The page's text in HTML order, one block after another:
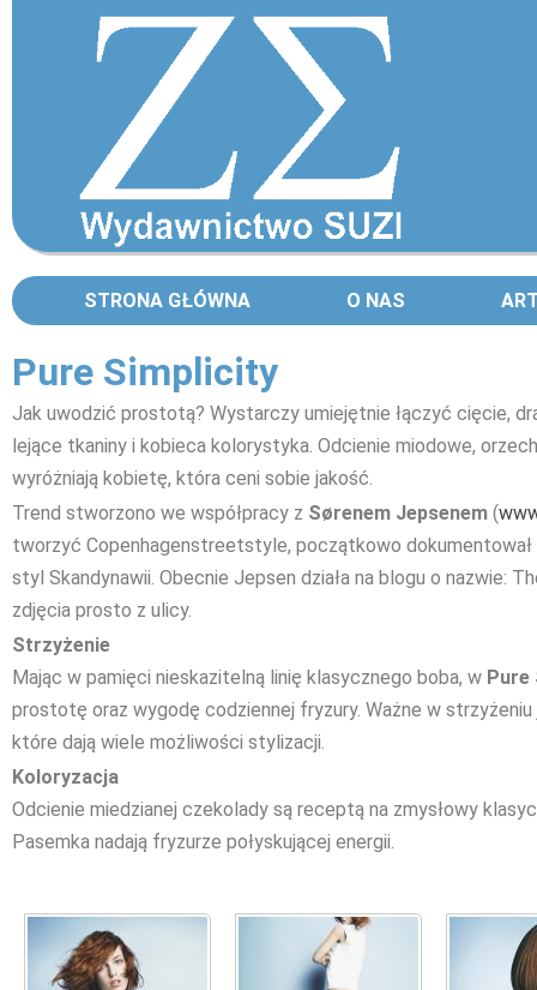
STRONA GŁÓWNA O NAS
Pure Simplicity
Jak uwodzić prostotą? Wystarczy umiejętnie łączyć cięcie,
lejące tkaniny i kobieca kolorystyka. Odcienie miodowe,
wyróżniają kobietę, która ceni sobie jakość.
Trend stworzono we współpracy z Sørenem Jepsenem (
tworzyć Copenhagenstreetstyle, początkowo dokumentował
styl Skandynawii. Obecnie Jepsen działa na blogu o nazwie:
zdjęcia prosto z ulicy.
Strzyżenie
Mając w pamięci nieskazitelną linię klasycznego boba, w Pure
prostotę oraz wygodę codziennej fryzury. Ważne w
które dają wiele możliwości stylizacji.
Koloryzacja
Odcienie miedzianej czekolady są receptą na zmysłowy
Pasemka nadają fryzurze połyskującej energii.